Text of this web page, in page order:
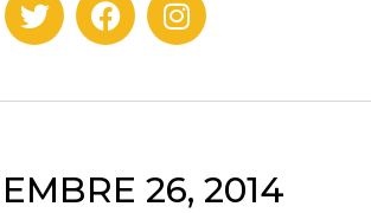
26, 2014